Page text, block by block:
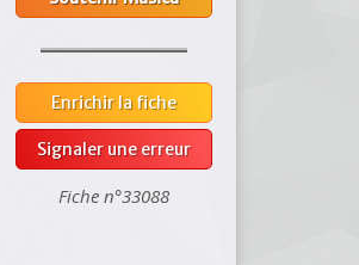
Enrichir la fiche
Signaler une erreur
Fiche n°33088